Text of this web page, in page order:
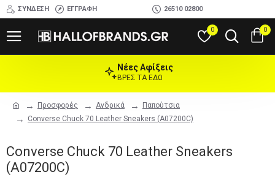
ΣΎΝΔΕΣΗ ΕΓΓΡΑΦΉ 26510 02800
0 0
Προσφορές Ανδρικά
Παπούτσια
Converse Chuck 70 Leather Sneakers (A07200C)
Νέες Αφίξεις
ΒΡΕΣ ΤΑ ΕΔΩ
Converse Chuck 70 Leather Sneakers
(A07200C)